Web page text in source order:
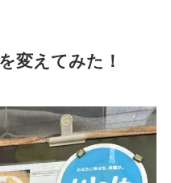
変えてみた！